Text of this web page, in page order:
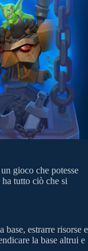
gioco che potesse
tutto ciò che si
estrarre risorse e
la base altrui e